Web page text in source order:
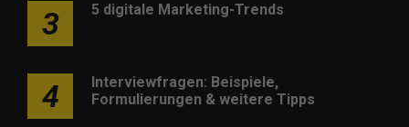
3 5 digitale Marketing-Trends
4
Interviewfragen: Beispiele,
Formulierungen & weitere Tipps